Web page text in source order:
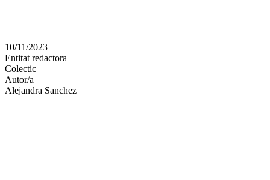
en
altres
xarxes
socials
10/11/2023
Entitat redactora
Colectic
Autor/a
Alejandra Sanchez